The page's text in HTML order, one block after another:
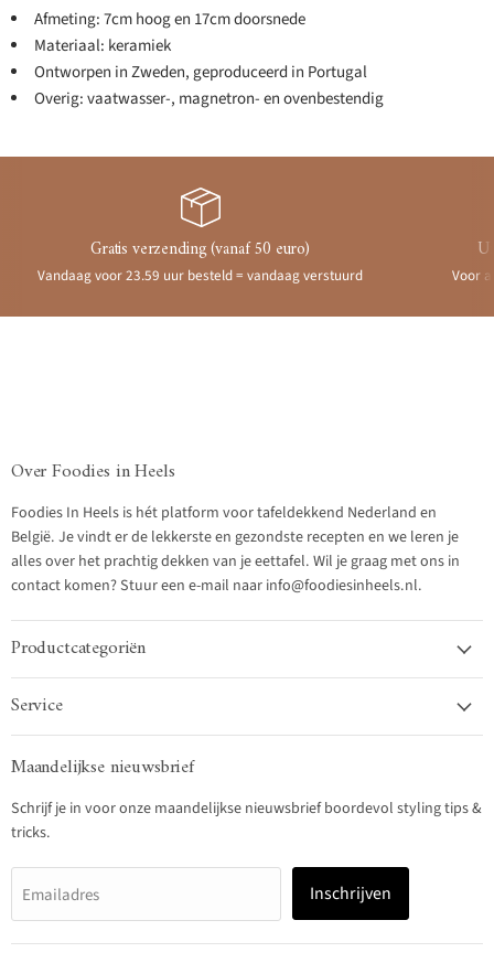
Afmeting: 7cm hoog en 17cm doorsnede
Materiaal: keramiek
Ontworpen in Zweden, geproduceerd in Portugal
Overig: vaatwasser-, magnetron- en ovenbestendig
Gratis verzending (vanaf 50 euro)
Vandaag voor 23.59 uur besteld = vandaag verstuurd Voor
Over Foodies in Heels
Foodies In Heels is hét platform voor tafeldekkend Nederland en
België. Je vindt er de lekkerste en gezondste recepten en we leren je
alles over het prachtig dekken van je eettafel. Wil je graag met ons in
contact komen? Stuur een e-mail naar info@foodiesinheels.nl.
Productcategoriën
Service
Maandelijkse nieuwsbrief
Schrijf je in voor onze maandelijkse nieuwsbrief boordevol styling tips &
tricks.
Emailadres Inschrijven